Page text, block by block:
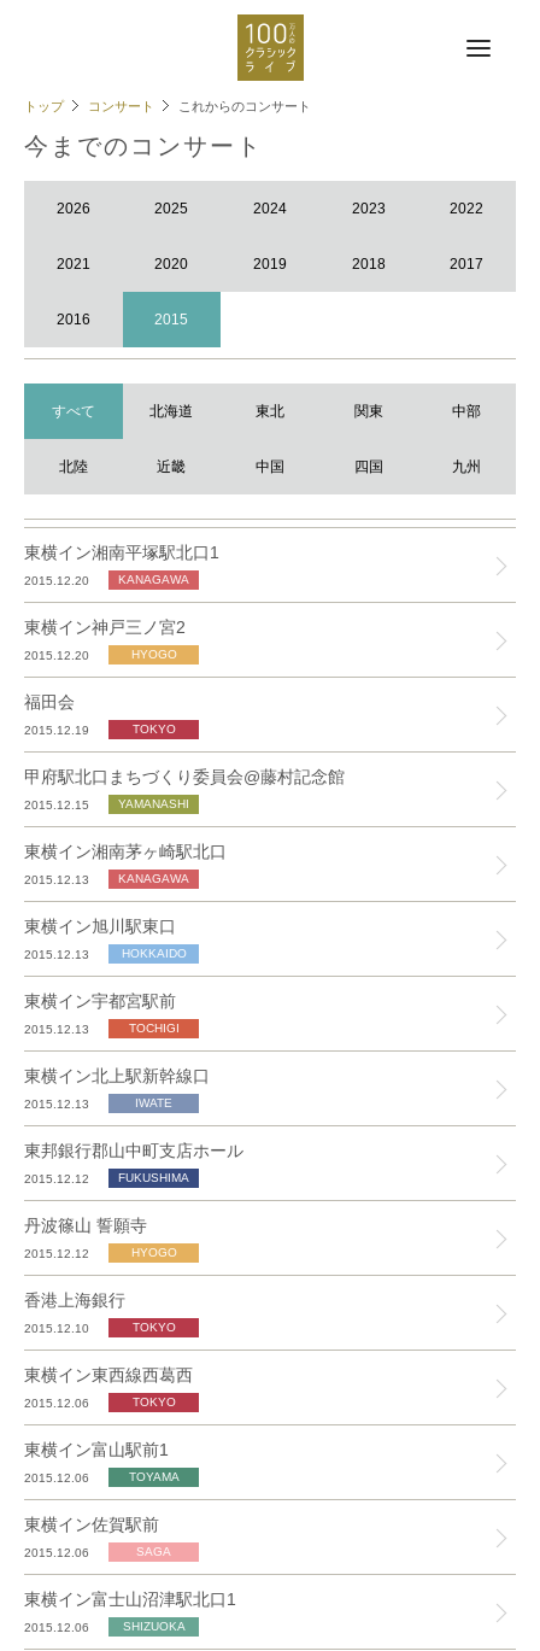
トップ コンサート これからのコンサート
今までのコンサート
2026 2025 2024 2023 2022
2021 2020 2019 2018 2017
2016 2015
すべて 北海道 東北 関東 中部
北陸 近畿 中国 四国 九州
東横イン湘南平塚駅北口1
2015.12.20
東横イン神戸三ノ宮2
2015.12.20
福田会
2015.12.19
甲府駅北口まちづくり委員会@藤村記念館
2015.12.15
東横イン湘南茅ヶ崎駅北口
2015.12.13
東横イン旭川駅東口
2015.12.13
東横イン宇都宮駅前
2015.12.13
東横イン北上駅新幹線口
2015.12.13
東邦銀行郡山中町支店ホール
2015.12.12
丹波篠山 誓願寺
2015.12.12
香港上海銀行
2015.12.10
東横イン東西線西葛西
2015.12.06
東横イン富山駅前1
2015.12.06
東横イン佐賀駅前
2015.12.06
東横イン富士山沼津駅北口1
2015.12.06